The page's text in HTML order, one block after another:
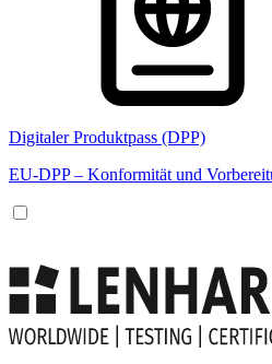
Digitaler Produktpass (DPP)
EU-DPP – Konformität und